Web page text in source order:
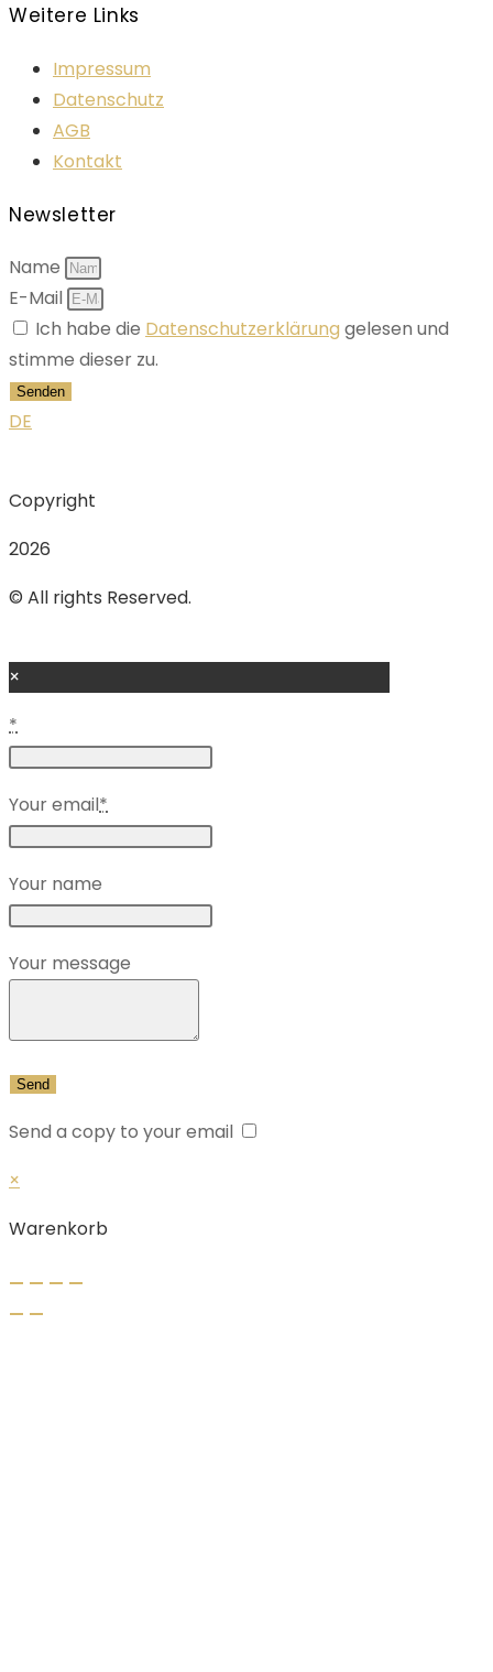
Weitere Links
Impressum
Datenschutz
AGB
Kontakt
Newsletter
Name
E-Mail
Ich habe die Datenschutzerklärung gelesen und
stimme dieser zu.
Senden
DE
Copyright
2026
© All rights Reserved.
×
*
Your email*
Your name
Your message
Send a copy to your email
×
Warenkorb